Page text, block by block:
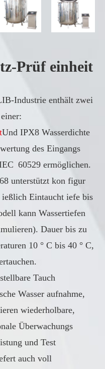
Prüf einheit
Industrie enthält zwei
Und IPX8 Wasserdichte
des Eingangs
60529 ermöglichen.
unterstützt kon figur
ießlich Eintaucht iefe bis
kann Wassertiefen
Dauer bis zu
10 ° C bis 40 ° C,
Tauch
Wasser aufnahme,
wiederholbare,
Überwachungs
und Test
auch voll